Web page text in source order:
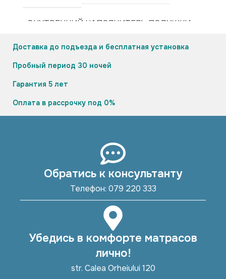
ВНУТРЕННИЙ НАПОЛНИТЕЛЬ ПОДУШКИ
30% бамбук — 70% микрогелевое волокно — 300 г
Доставка до подъезда и бесплатная установка
Пробный период 30 ночей
Гарантия 5 лет
Оплата в рассрочку под 0%
Обратись к консультанту
Телефон: 079 220 333
Убедись в комфорте матрасов
лично!
str. Calea Orheiului 120